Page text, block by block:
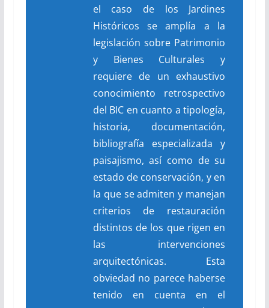
el caso de los Jardines
Históricos se amplía a la
legislación sobre Patrimonio
y Bienes Culturales y
requiere de un exhaustivo
conocimiento retrospectivo
del BIC en cuanto a tipología,
historia, documentación,
bibliografía especializada y
paisajismo, así como de su
estado de conservación, y en
la que se admiten y manejan
criterios de restauración
distintos de los que rigen en
las intervenciones
arquitectónicas. Esta
obviedad no parece haberse
tenido en cuenta en el